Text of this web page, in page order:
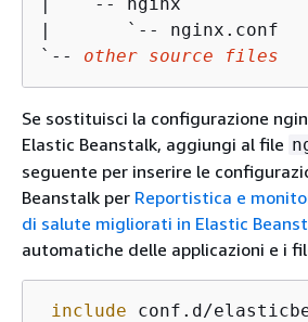
|       `-- nginx.conf
`-- other source files
Se sostituisci la configurazione
Elastic Beanstalk, aggiungi al file
seguente per inserire le
Beanstalk per Reportistica e
di salute migliorati in Elastic
automatiche delle applicazioni e i
include conf.d/